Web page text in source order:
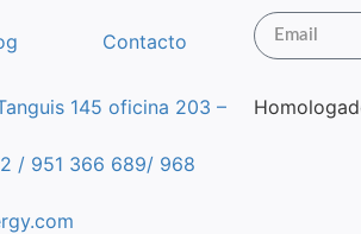
Contacto
145 oficina 203 –
/ 951 366 689/ 968